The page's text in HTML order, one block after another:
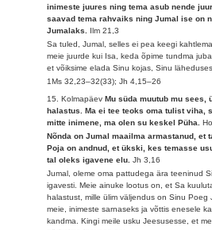
inimeste juures ning tema asub nende
saavad tema rahvaiks ning Jumal ise on
Jumalaks. Ilm 21,3
Sa tuled, Jumal, selles ei pea keegi
meie juurde kui Isa, keda õpime tundma
et võiksime elada Sinu kojas, Sinu
1Ms 32,23–32(33); Jh 4,15–26
15. KolmapäevMu süda muutub mu sees,
halastus. Ma ei tee teoks oma tulist viha,
mitte inimene, ma olen su keskel Püha.
Nõnda on Jumal maailma armastanud, et
Poja on andnud, et ükski, kes temasse
tal oleks igavene elu.Jh 3,16
Jumal, oleme oma pattudega ära teeninud
igavesti. Meie ainuke lootus on, et Sa
halastust, mille ülim väljendus on Sinu Poeg
meie, inimeste sarnaseks ja võttis enesele
kandma. Kingi meile usku Jeesusesse, et